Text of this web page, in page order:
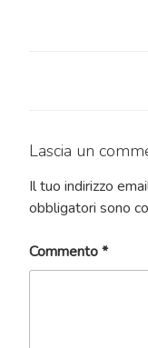
Lascia un
Il tuo indirizzo
obbligatori sono
Commento*